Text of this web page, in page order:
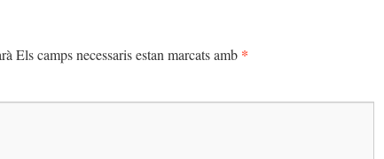
Els camps necessaris estan marcats amb *